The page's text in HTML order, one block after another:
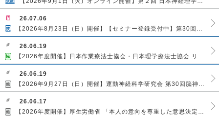
茨後
26.07.06
茨 【2026年8月23日（日）開催】【セミナー登録受付中】第30回茨城県理学療法士学会
26.06.19
協 【2026年度開催】日本作業療法士協会・日本理学療法士協会 リンパ浮腫複合的治療料 実技研修会
26.06.19
他 【2026年9月27日（日）開催】運動神経科学研究会 第30回脳神経科学セミナーinTOKYO
26.06.17
他 【2026年度開催】厚生労働省 「本人の意向を尊重した意思決定のための相談員研修会」「本人の意向を尊重した意思決定のための研修会（e-ラーニング研修）」